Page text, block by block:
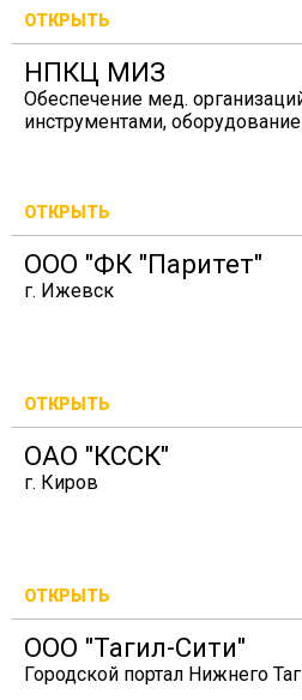
ОТКРЫТЬ
НПКЦ МИЗ
Обеспечение мед.
инструментами,
ОТКРЫТЬ
ООО "ФК "Паритет"
г. Ижевск
ОТКРЫТЬ
ОАО "КССК"
г. Киров
ОТКРЫТЬ
ООО "Тагил-Сити"
Городской портал Нижнего